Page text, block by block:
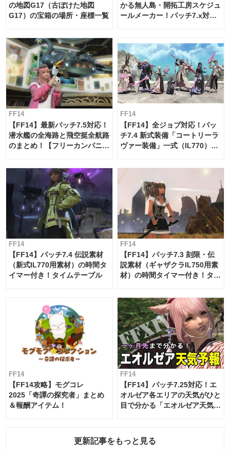
の地図G17（古ぼけた地図
G17）の宝箱の場所・座標一覧
かる無人島・開拓工房スケジュ
ールメーカー！パッチ7.x対応
FF14
【FF14】最新パッチ7.5対応！
潜水艦の全海路と飛空挺全航路
のまとめ！【フリーカンパニ
FF14
【FF14】全ジョブ対応！パッ
チ7.4 新式装備「コートリーラ
ヴァー装備」一式（IL770）の
FF14
【FF14】パッチ7.4 伝説素材
（新式IL770用素材）の時間タ
イマー付き！タイムテーブル
FF14
【FF14】パッチ7.3 刻限・伝
説素材（ギャザクラIL750用素
材）の時間タイマー付き！タイ
FF14
【FF14攻略】モグコレ
2025「奇譚の探究者」まとめ
＆報酬アイテム！
FF14
【FF14】パッチ7.25対応！エ
オルゼア各エリアの天気がひと
目で分かる「エオルゼア天気予
更新記事をもっと見る